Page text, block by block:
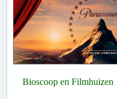
Bioscoop en Filmhuizen